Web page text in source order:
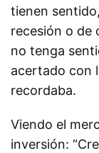
tienen
recesión o de
no tenga
acertado con
recordaba.
Viendo el
inversión: